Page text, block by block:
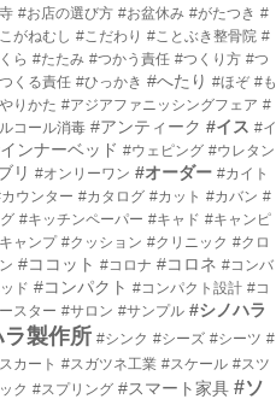
#お店の選び方 #お盆休み #がたつき #
がねむし #こだわり #ことぶき整骨院 #
ら #たたみ #つかう責任 #つくり方 #つ
くる責任 #ひっかき #へたり #ほぞ #も
りかた #アジアファニッシングフェア #
コール消毒 #アンティーク #イス #イ
ンナーベッド #ウェピング #ウレタン
リ #オンリーワン #オーダー #カイト
ウンター #カタログ #カット #カバン #
#キッチンペーパー #キャド #キャンピ
ャンプ #クッション #クリニック #クロ
#ココット #コロナ #コロネ #コンバ
ド #コンパクト #コンパクト設計 #コ
スター #サロン #サンプル #シノハラ
製作所 #シンク #シーズ #シーツ #
カート #スガツネ工業 #スケール #スツ
ク #スプリング #スマート家具 #ソ